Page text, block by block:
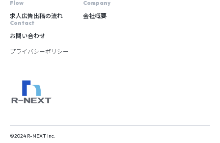
求人広告出稿の流れ 会社概要
お問い合わせ
プライバシーポリシー
©2024 R-NEXT Inc.